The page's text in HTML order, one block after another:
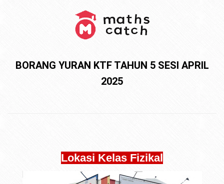
BORANG YURAN KTF TAHUN 5 SESI APRIL
2025
Lokasi Kelas Fizikal